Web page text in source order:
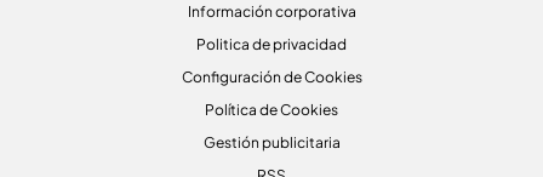
Información corporativa
Politica de privacidad
Configuración de Cookies
Política de Cookies
Gestión publicitaria